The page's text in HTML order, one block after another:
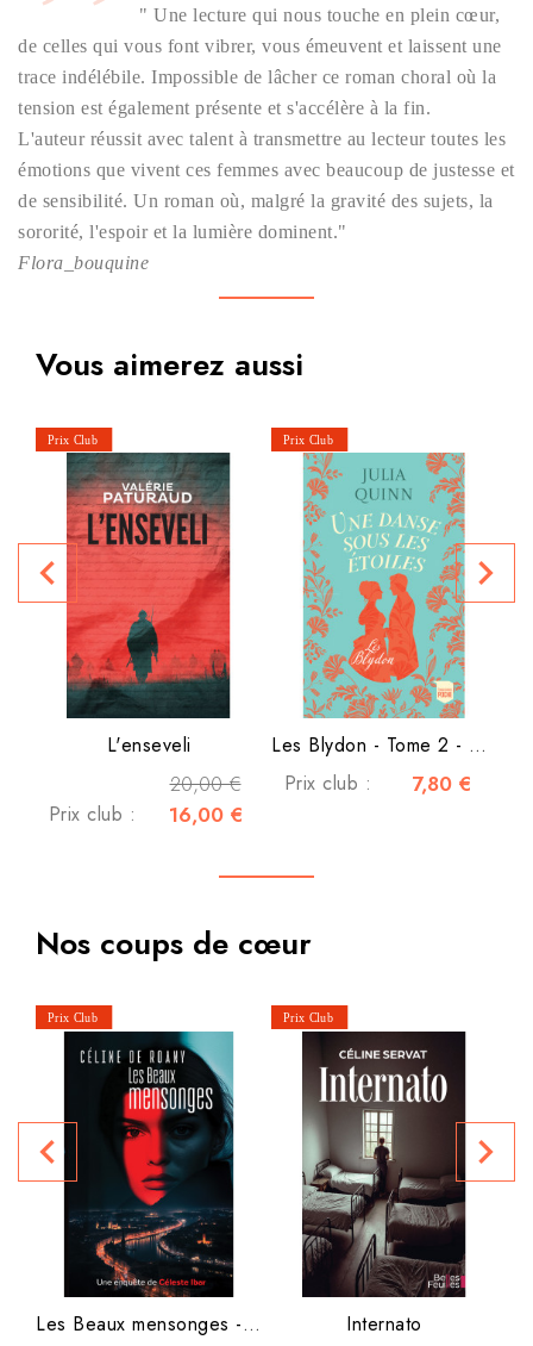
" Une lecture qui nous touche en plein cœur,
de celles qui vous font vibrer, vous émeuvent et laissent une
trace indélébile. Impossible de lâcher ce roman choral où la
tension est également présente et s'accélère à la fin.
L'auteur réussit avec talent à transmettre au lecteur toutes les
émotions que vivent ces femmes avec beaucoup de justesse et
de sensibilité. Un roman où, malgré la gravité des sujets, la
sororité, l'espoir et la lumière dominent."
Flora_bouquine
Vous aimerez aussi
L'enseveli
20,00 €
Prix club : 16,00 €
Les Blydon - Tome 2 - Une...
Prix club :
7,80 €
navigate_before navigate_next
Nos coups de cœur
Les Beaux mensonges - Une...
Internato
navigate_before navigate_next